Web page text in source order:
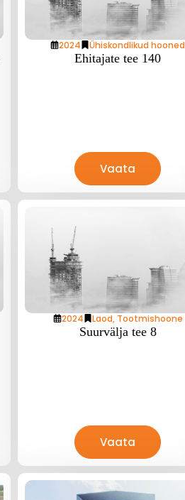
2024 Ühiskondlikud hooned
Ehitajate tee 140
Vaata
2024 Laod, Tootmishoone
Suurvälja tee 8
Vaata